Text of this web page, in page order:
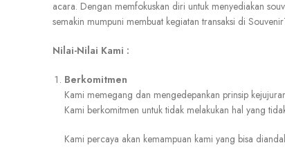
acara. Dengan memfokuskan diri untuk menyediakan
semakin mumpuni membuat kegiatan transaksi di
Nilai-Nilai Kami :
Berkomitmen
Kami memegang dan mengedepankan prinsip
Kami berkomitmen untuk tidak melakukan hal yang
Kami percaya akan kemampuan kami yang bisa